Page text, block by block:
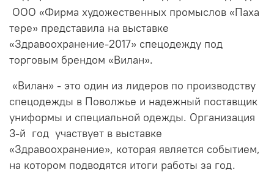
ООО «Фирма художественных промыслов «Паха
тере» представила на выставке
«Здравоохранение-2017» спецодежду под
торговым брендом «Вилан».
«Вилан» - это один из лидеров по производству
спецодежды в Поволжье и надежный поставщик
униформы и специальной одежды. Организация
3-й год участвует в выставке
«Здравоохранение», которая является событием,
на котором подводятся итоги работы за год.